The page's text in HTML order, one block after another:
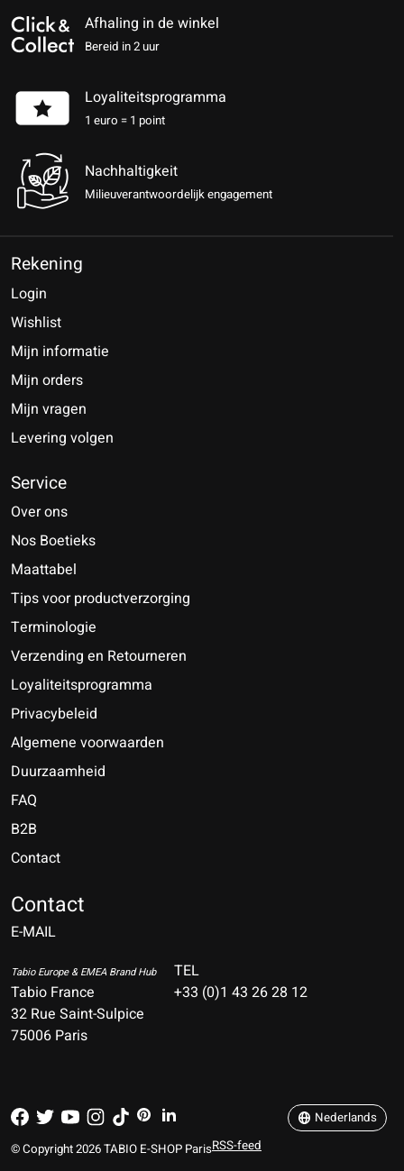
Afhaling in de winkel
Bereid in 2 uur
Loyaliteitsprogramma
1 euro = 1 point
Nachhaltigkeit
Milieuverantwoordelijk engagement
Rekening
Login
Wishlist
Mijn informatie
Mijn orders
Mijn vragen
Levering volgen
Service
Over ons
Nos Boetieks
Maattabel
Tips voor productverzorging
Terminologie
Verzending en Retourneren
Loyaliteitsprogramma
Privacybeleid
Algemene voorwaarden
Duurzaamheid
FAQ
B2B
Contact
Contact
E-MAIL
Tabio Europe & EMEA Brand Hub
Tabio France
32 Rue Saint-Sulpice
75006 Paris
TEL
+33 (0)1 43 26 28 12
© Copyright 2026 TABIO E-SHOP ParisRSS-feed
Nederlands
Español